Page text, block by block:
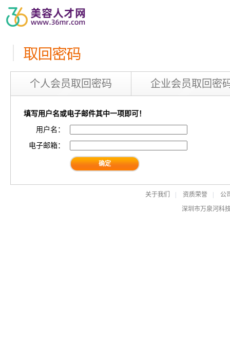
个人会员取回密码 企业会员取回密
填写用户名或电子邮件其中一项即可！
用户名：
电子邮箱：
关于我们 资质荣誉
公
深圳市万泉河科